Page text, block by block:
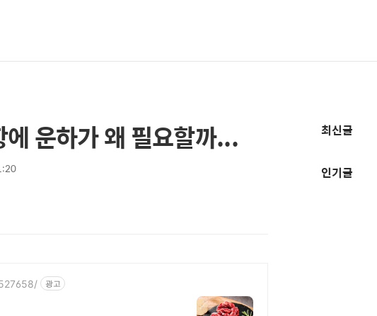
운하가 왜 필요할까...
광고
추
정
최신글
인기글